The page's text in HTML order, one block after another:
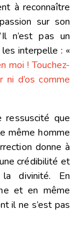
à reconnaître
sur son
n’est pas un
interpelle : «
moi ! Touchez-
ni d’os comme
que
même homme
donne à
crédibilité et
divinité. En
et en même
il ne s’est pas